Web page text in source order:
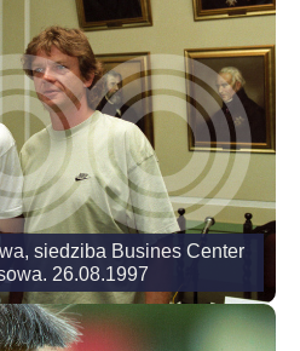
siedziba Busines Center
26.08.1997